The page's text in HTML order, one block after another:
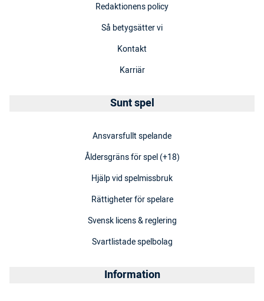
Redaktionens policy
Så betygsätter vi
Kontakt
Karriär
Sunt spel
Ansvarsfullt spelande
Åldersgräns för spel (+18)
Hjälp vid spelmissbruk
Rättigheter för spelare
Svensk licens & reglering
Svartlistade spelbolag
Information